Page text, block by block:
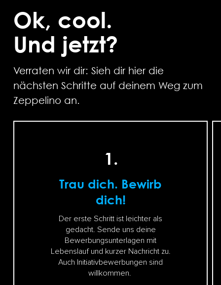
Ok, cool.
Und jetzt?
Verraten wir dir: Sieh dir hier die
nächsten Schritte auf deinem Weg zum
Zeppelino an.
1.
Trau dich. Bewirb
dich!
Der erste Schritt ist leichter als
gedacht. Sende uns deine
Bewerbungsunterlagen mit
Lebenslauf und kurzer Nachricht zu.
Auch Initiativbewerbungen sind
willkommen.